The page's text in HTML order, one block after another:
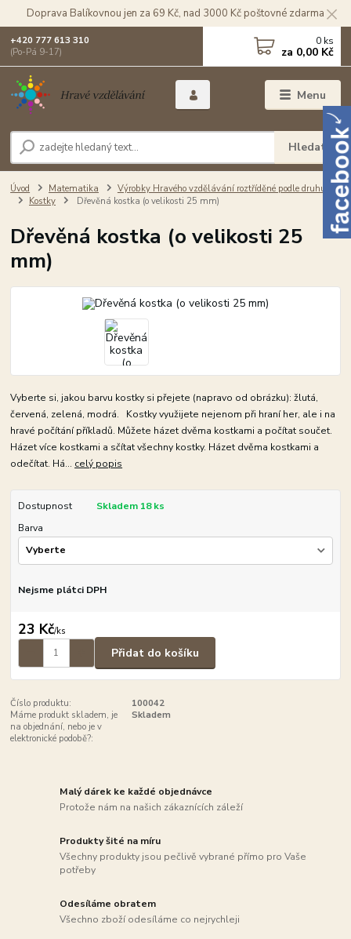
Doprava Balíkovnou jen za 69 Kč, nad 3000 Kč poštovné zdarma
Menu
Hledat
+420 777 613 310
(Po-Pá 9-17)
0 ks
za 0,00 Kč
Úvod Matematika
Výrobky Hravého vzdělávání roztříděné podle druhu
Kostky
Dřevěná kostka (o velikosti 25 mm)
Dřevěná kostka (o velikosti 25
mm)
Vyberte si, jakou barvu kostky si přejete (napravo od obrázku): žlutá,
červená, zelená, modrá. Kostky využijete nejenom při hraní her, ale i na
hravé počítání příkladů. Můžete házet dvěma kostkami a počítat součet.
Házet více kostkami a sčítat všechny kostky. Házet dvěma kostkami a
odečítat. Há... celý popis
Dostupnost
Skladem 18 ks
Barva
Nejsme plátci DPH
23 Kč/ks
Přidat do košíku
Číslo produktu:
100042
Máme produkt skladem, je
na objednání, nebo je v
elektronické podobě?:
Skladem
Malý dárek ke každé objednávce
Protože nám na našich zákaznících záleží
Produkty šité na míru
Všechny produkty jsou pečlivě vybrané přímo pro Vaše
potřeby
Odesíláme obratem
Všechno zboží odesíláme co nejrychleji